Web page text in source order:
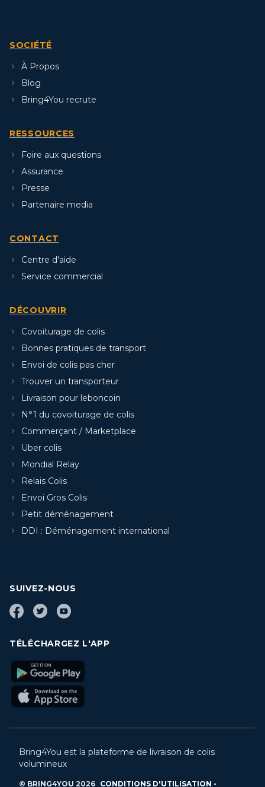
SOCIÉTÉ
À Propos
Blog
Bring4You recrute
RESSOURCES
Foire aux questions
Assurance
Presse
Partenaire media
CONTACT
Centre d'aide
Service commercial
DÉCOUVRIR
Covoiturage de colis
Bonnes pratiques de transport
Envoi de colis pas cher
Trouver un transporteur
Livraison pour leboncoin
N°1 du covoiturage de colis
Commerçant / Marketplace
Uber colis
Mondial Relay
Relais Colis
Envoi Gros Colis
Petit déménagement
DDI : Déménagement international
SUIVEZ-NOUS
TÉLÉCHARGEZ L'APP
Bring4You est la plateforme de livraison de colis
volumineux
© BRING4YOU 2026 CONDITIONS D'UTILISATION -